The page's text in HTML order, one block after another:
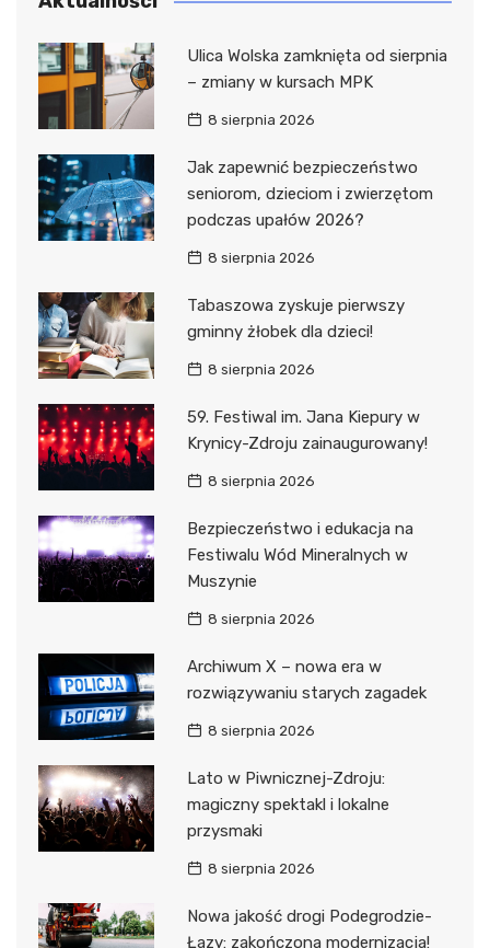
Ulica Wolska zamknięta od sierpnia
– zmiany w kursach MPK
8 sierpnia 2026
Jak zapewnić bezpieczeństwo
seniorom, dzieciom i zwierzętom
podczas upałów 2026?
8 sierpnia 2026
Tabaszowa zyskuje pierwszy
gminny żłobek dla dzieci!
8 sierpnia 2026
59. Festiwal im. Jana Kiepury w
Krynicy-Zdroju zainaugurowany!
8 sierpnia 2026
Bezpieczeństwo i edukacja na
Festiwalu Wód Mineralnych w
Muszynie
8 sierpnia 2026
Archiwum X – nowa era w
rozwiązywaniu starych zagadek
8 sierpnia 2026
Lato w Piwnicznej-Zdroju:
magiczny spektakl i lokalne
przysmaki
8 sierpnia 2026
Nowa jakość drogi Podegrodzie-
Łazy: zakończona modernizacja!